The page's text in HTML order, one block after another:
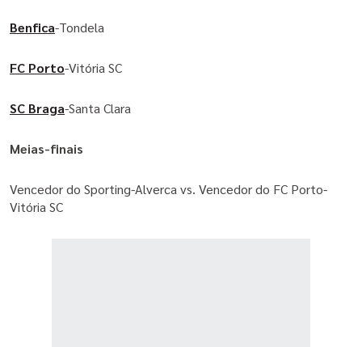
Benfica-Tondela
FC Porto-Vitória SC
SC Braga-Santa Clara
Meias-finais
Vencedor do Sporting-Alverca vs. Vencedor do FC Porto-
Vitória SC
Benfica-Tondela
FC Porto-Vitória SC
SC Braga-Santa Clara
Meias-finais
Vencedor do Sporting-Alverca vs. Vencedor do FC Porto-
Vitória SC